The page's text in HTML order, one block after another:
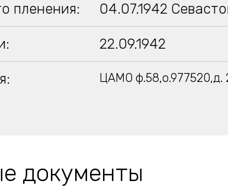
пленения: 04.07.1942
22.09.1942
ЦАМО ф.58,о.977520,д.
документы